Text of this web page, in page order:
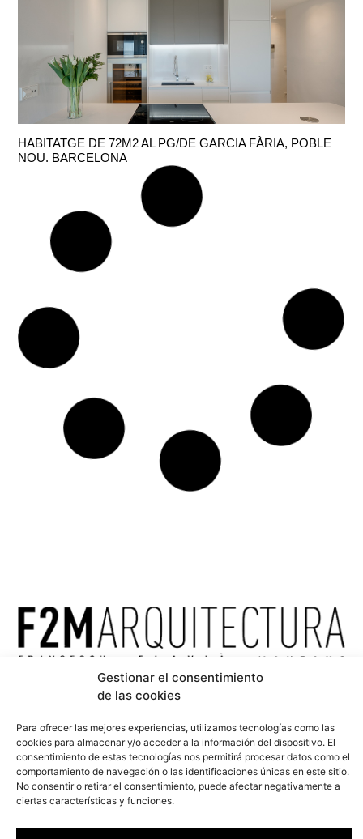
Gestionar el consentimiento
de las cookies
cookies para almacenar y/o acceder a la información del dispositivo. El
consentimiento de estas tecnologías nos permitirá procesar datos como
sitio. No consentir o retirar el consentimiento, puede afectar
negativamente a ciertas características y funciones.
Aceptar
HABITATGE DE 72M2 AL PG/DE GARCIA FÀRIA, POBLE
NOU. BARCELONA
HABITATGE DE 200M2 AL C/GANDUXER, SARRIÀ.
BARCELONA
HABITATGE DE 55M2 AL C/ AUSIÀS MARCH, EIXAMPLE.
BARCELONA